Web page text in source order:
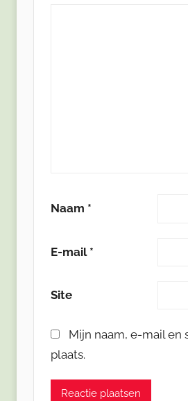
Naam *
E-mail *
Site
Mijn naam, e-mail en
plaats.